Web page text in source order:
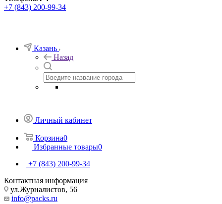
+7 (843) 200-99-34
Казань
Назад
Личный кабинет
Корзина0
Избранные товары0
+7 (843) 200-99-34
Контактная информация
ул.Журналистов, 56
info@packs.ru